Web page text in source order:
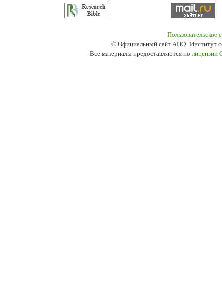
Пользовательское
© Официальный сайт АНО "Институт
Все материалы предоставляются по лицензии